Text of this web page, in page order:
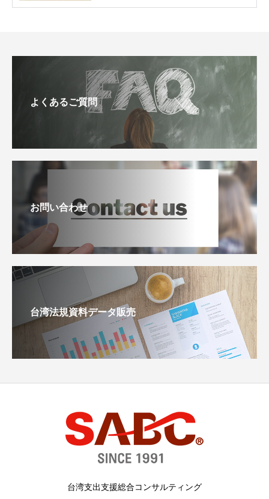
よくあるご質問
お問い合わせ
台湾法規資料データ販売
台湾支出支援総合コンサルティング